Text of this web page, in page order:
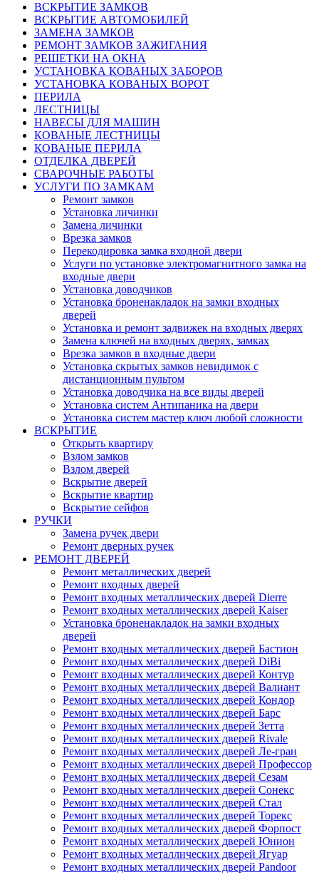
ВСКРЫТИЕ ЗАМКОВ
ВСКРЫТИЕ АВТОМОБИЛЕЙ
ЗАМЕНА ЗАМКОВ
РЕМОНТ ЗАМКОВ ЗАЖИГАНИЯ
РЕШЕТКИ НА ОКНА
УСТАНОВКА КОВАНЫХ ЗАБОРОВ
УСТАНОВКА КОВАНЫХ ВОРОТ
ПЕРИЛА
ЛЕСТНИЦЫ
НАВЕСЫ ДЛЯ МАШИН
КОВАНЫЕ ЛЕСТНИЦЫ
КОВАНЫЕ ПЕРИЛА
ОТДЕЛКА ДВЕРЕЙ
СВАРОЧНЫЕ РАБОТЫ
УСЛУГИ ПО ЗАМКАМ
Ремонт замков
Установка личинки
Замена личинки
Врезка замков
Перекодировка замка входной двери
Услуги по установке электромагнитного замка на
входные двери
Установка доводчиков
Установка броненакладок на замки входных
дверей
Установка и ремонт задвижек на входных дверях
Замена ключей на входных дверях, замках
Врезка замков в входные двери
Установка скрытых замков невидимок с
дистанционным пультом
Установка доводчика на все виды дверей
Установка систем Антипаника на двери
Установка систем мастер ключ любой сложности
ВСКРЫТИЕ
Открыть квартиру
Взлом замков
Взлом дверей
Вскрытие дверей
Вскрытие квартир
Вскрытие сейфов
РУЧКИ
Замена ручек двери
Ремонт дверных ручек
РЕМОНТ ДВЕРЕЙ
Ремонт металлических дверей
Ремонт входных дверей
Ремонт входных металлических дверей Dierre
Ремонт входных металлических дверей Kaiser
Установка броненакладок на замки входных
дверей
Ремонт входных металлических дверей Бастион
Ремонт входных металлических дверей DiBi
Ремонт входных металлических дверей Контур
Ремонт входных металлических дверей Валиант
Ремонт входных металлических дверей Кондор
Ремонт входных металлических дверей Барс
Ремонт входных металлических дверей Зетта
Ремонт входных металлических дверей Rivale
Ремонт входных металлических дверей Ле-гран
Ремонт входных металлических дверей Профессор
Ремонт входных металлических дверей Сезам
Ремонт входных металлических дверей Сонекс
Ремонт входных металлических дверей Стал
Ремонт входных металлических дверей Торекс
Ремонт входных металлических дверей Форпост
Ремонт входных металлических дверей Юнион
Ремонт входных металлических дверей Ягуар
Ремонт входных металлических дверей Pandoor